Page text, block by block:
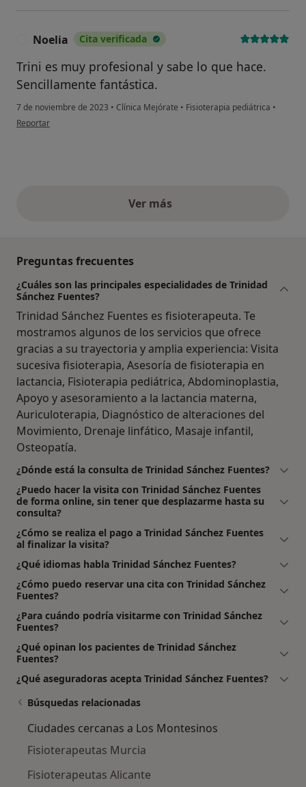
Noelia Cita verificada
Trini es muy profesional y sabe lo que hace.
Sencillamente fantástica.
7 de noviembre de 2023 • Clínica Mejórate • Fisioterapia pediátrica •
en opinión del usuario Noelia
Reportar
Ver másopiniones anteriores
Preguntas frecuentes
¿Cuáles son las principales especialidades de Trinidad
Sánchez Fuentes?
Trinidad Sánchez Fuentes es fisioterapeuta. Te
mostramos algunos de los servicios que ofrece
gracias a su trayectoria y amplia experiencia: Visita
sucesiva fisioterapia, Asesoría de fisioterapia en
lactancia, Fisioterapia pediátrica, Abdominoplastia,
Apoyo y asesoramiento a la lactancia materna,
Auriculoterapia, Diagnóstico de alteraciones del
Movimiento, Drenaje linfático, Masaje infantil,
Osteopatía.
¿Dónde está la consulta de Trinidad Sánchez Fuentes?
¿Puedo hacer la visita con Trinidad Sánchez Fuentes
de forma online, sin tener que desplazarme hasta su
consulta?
¿Cómo se realiza el pago a Trinidad Sánchez Fuentes
al finalizar la visita?
¿Qué idiomas habla Trinidad Sánchez Fuentes?
¿Cómo puedo reservar una cita con Trinidad Sánchez
Fuentes?
¿Para cuándo podría visitarme con Trinidad Sánchez
Fuentes?
¿Qué opinan los pacientes de Trinidad Sánchez
Fuentes?
¿Qué aseguradoras acepta Trinidad Sánchez Fuentes?
Búsquedas relacionadas
Ciudades cercanas a Los Montesinos
Fisioterapeutas Murcia
Fisioterapeutas Alicante